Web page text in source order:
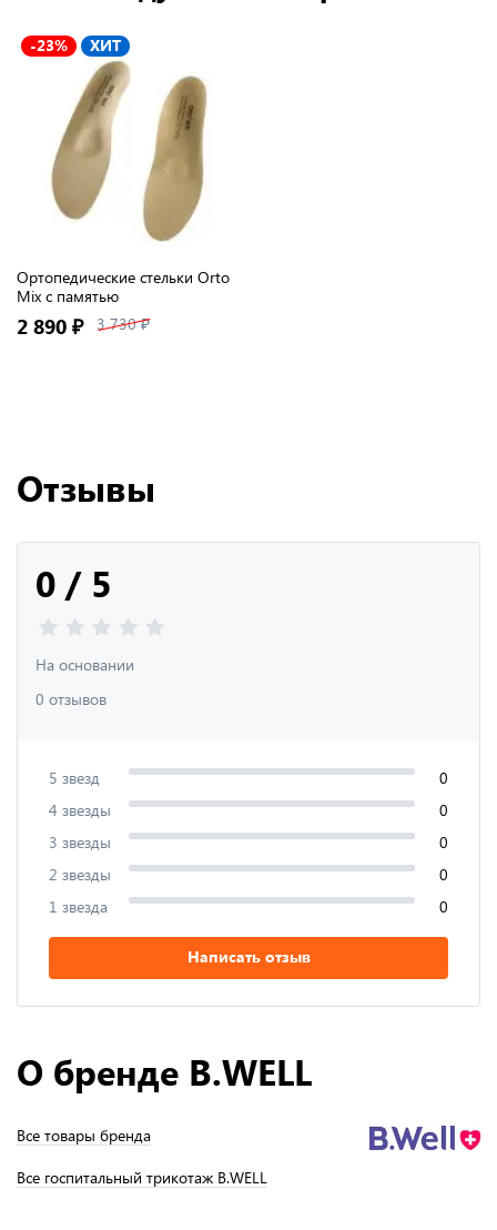
-23% ХИТ
Ортопедические стельки Orto
Mix с памятью
2 890 ₽ 3 730 ₽
Отзывы
0 / 5
На основании
0 отзывов
5 звезд
0
4 звезды
0
3 звезды
0
2 звезды
0
1 звезда
0
Написать отзыв
О бренде B.WELL
Все товары бренда
Все госпитальный трикотаж B.WELL